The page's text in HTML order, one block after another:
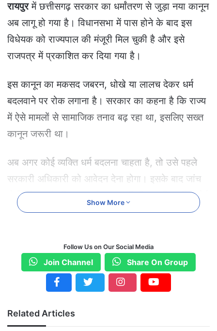
रायपुरमें छत्तीसगढ़ सरकार का धर्मांतरण से जुड़ा नया कानून
अब लागू हो गया है। विधानसभा में पास होने के बाद इस
विधेयक को राज्यपाल की मंजूरी मिल चुकी है और इसे
राजपत्र में प्रकाशित कर दिया गया है।
इस कानून का मकसद जबरन, धोखे या लालच देकर धर्म
बदलवाने पर रोक लगाना है। सरकार का कहना है कि राज्य
में ऐसे मामलों से सामाजिक तनाव बढ़ रहा था, इसलिए सख्त
कानून जरूरी था।
अब अगर कोई व्यक्ति धर्म बदलना चाहता है, तो उसे पहले
सरकारी अधिकारी को आवेदन देना होगा। इसके बाद जांच
होगी और सार्वजनिक रूप से जानकारी दी जाएगी, ताकि कोई
आपत्ति हो तो सामने आ सके। जांच पूरी होने के बाद ही धर्म
इस कानून में सख्त सजा का भी प्रावधान है।
सामान्य अवैध धर्मांतरण पर 7 से 10 साल तक जेल और
महिलाओं, नाबालिगों या एससी-एसटी वर्ग के मामलों में
Show More
Follow Us on Our Social Media
Join Channel Share On Group
Related Articles